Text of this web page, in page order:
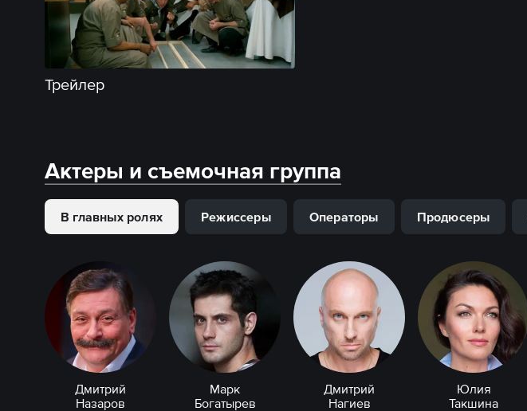
Трейлер
Актеры и съемочная группа
В главных ролях Режиссеры Операторы Продюсеры
Дмитрий
Назаров
Марк
Богатырев
Дмитрий
Нагиев
Юлия
Такшина